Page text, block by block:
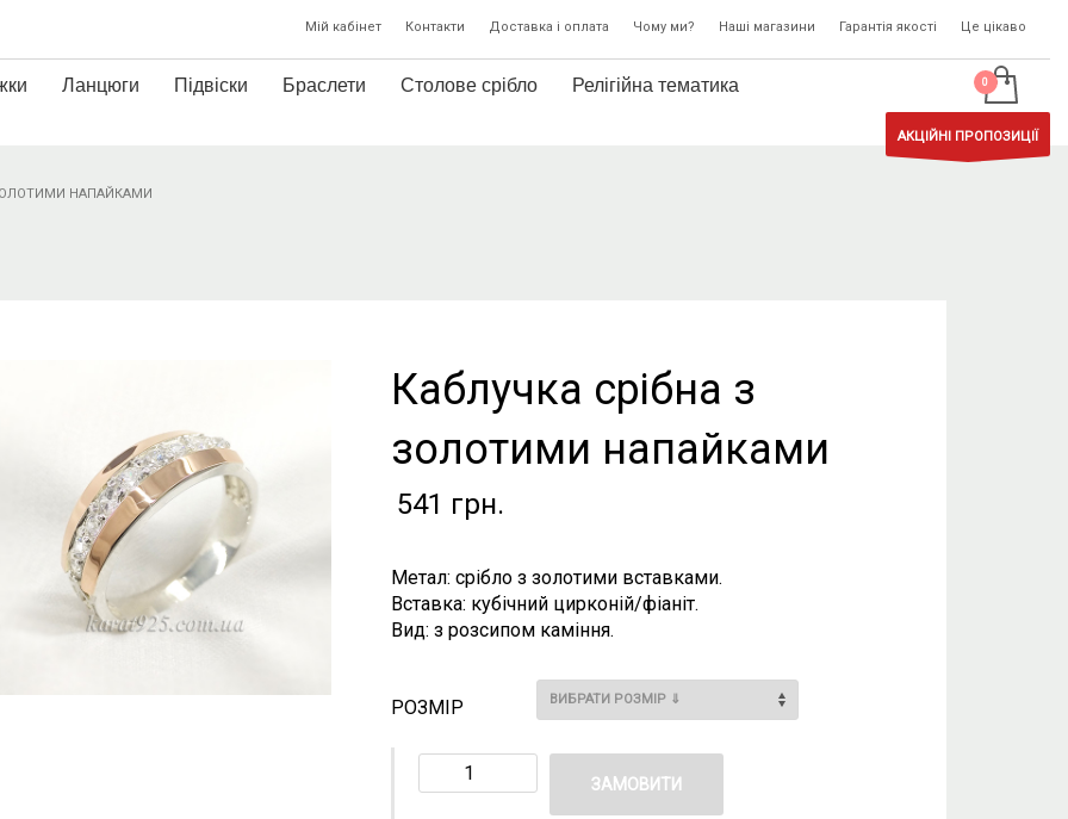
Мій кабінет Контакти Доставка і оплата Чому ми? Наші магазини Гарантія якості Це цікаво
Ланцюги Підвіски Браслети Столове срібло Релігійна тематика
АКЦІЙНІ ПРОПОЗИЦІЇ
НАПАЙКАМИ
Каблучка срібна з
золотими напайками
541 грн.
Метал: срібло з золотими вставками.
Вставка: кубічний цирконій/фіаніт.
Вид: з розсипом каміння.
РОЗМІР
ЗАМОВИТИ